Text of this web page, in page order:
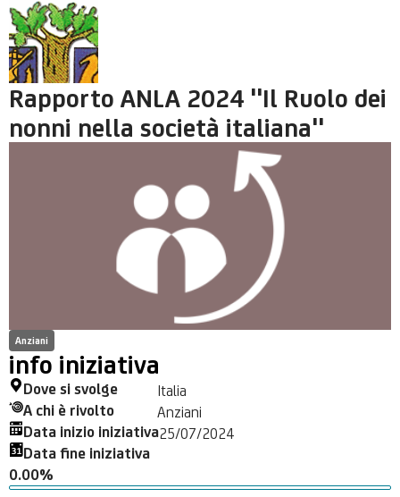
Rapporto ANLA 2024 "Il Ruolo dei
nonni nella società italiana"
Anziani
info iniziativa
Dove si svolge Italia
A chi è rivolto Anziani
Data inizio iniziativa25/07/2024
Data fine iniziativa
0.00%